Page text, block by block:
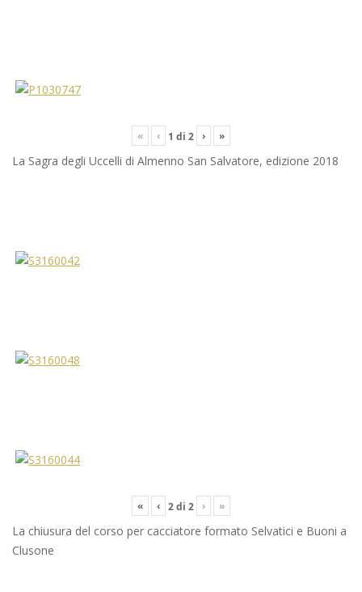
« ‹ 1 di 2 › »
La Sagra degli Uccelli di Almenno San Salvatore, edizione 2018
« ‹ 2di 2 › »
La chiusura del corso per cacciatore formato Selvatici e Buoni a
Clusone